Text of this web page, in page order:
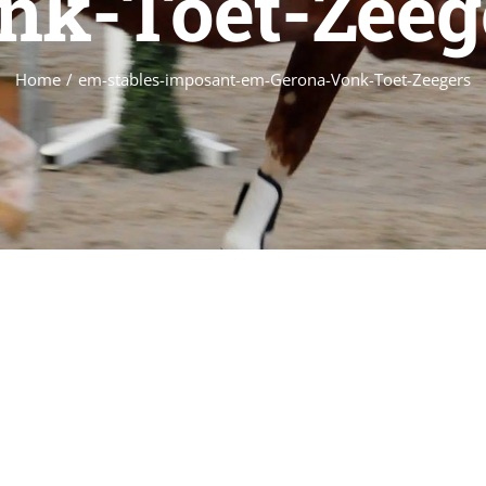
Home / em-stables-imposant-em-Gerona-Vonk-Toet-Zeegers